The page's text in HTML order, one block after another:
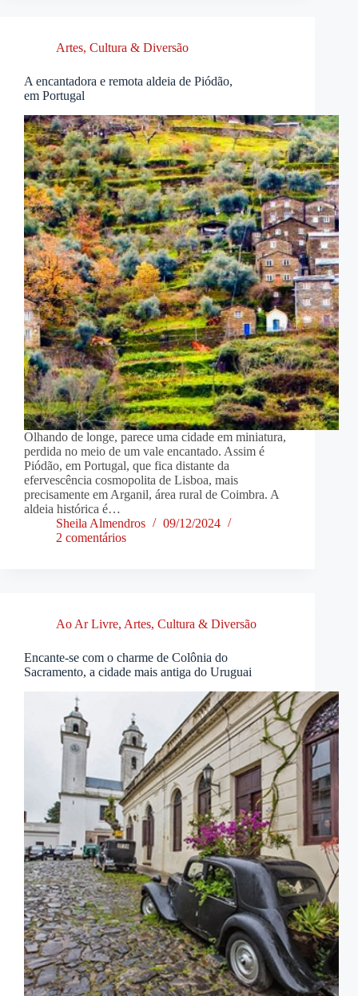
Artes, Cultura & Diversão
A encantadora e remota aldeia de Piódão,
em Portugal
Olhando de longe, parece uma cidade em miniatura,
perdida no meio de um vale encantado. Assim é
Piódão, em Portugal, que fica distante da
efervescência cosmopolita de Lisboa, mais
precisamente em Arganil, área rural de Coimbra. A
aldeia histórica é…
Sheila Almendros
09/12/2024
2 comentários
Ao Ar Livre, Artes, Cultura & Diversão
Encante-se com o charme de Colônia do
Sacramento, a cidade mais antiga do Uruguai